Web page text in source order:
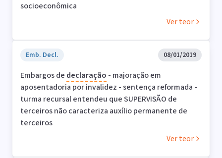
socioeconômica
Ver teor
Emb. Decl. 08/01/2019
Embargos de declaração - majoração em
aposentadoria por invalidez - sentença reformada -
turma recursal entendeu que SUPERVISÃO de
terceiros não caracteriza auxílio permanente de
terceiros
Ver teor